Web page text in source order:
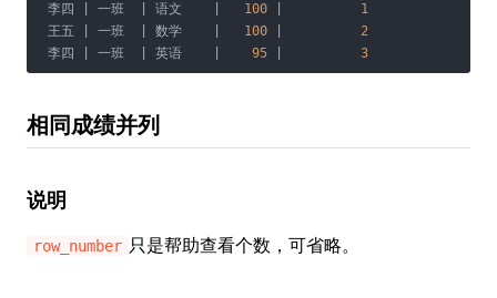
李四
一班 语文 100
1
王五
一班 数学 100
2
李四
一班 英语 95 3
相同成绩并列
说明
row_number 只是帮助查看个数，可省略。